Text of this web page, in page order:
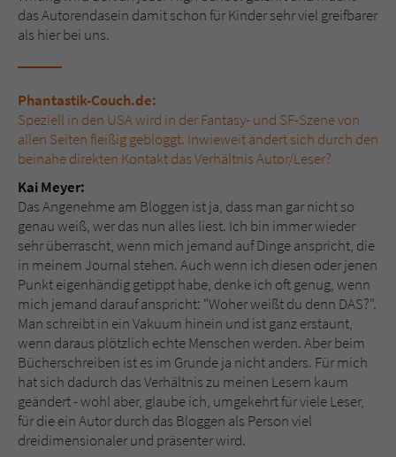
das Autorendasein damit schon für Kinder sehr viel greifbarer
als hier bei uns.
Phantastik-Couch.de:
Speziell in den USA wird in der Fantasy- und SF-Szene von
allen Seiten fleißig gebloggt. Inwieweit ändert sich durch den
beinahe direkten Kontakt das Verhältnis Autor/Leser?
Kai Meyer:
Das Angenehme am Bloggen ist ja, dass man gar nicht so
genau weiß, wer das nun alles liest. Ich bin immer wieder
sehr überrascht, wenn mich jemand auf Dinge anspricht, die
in meinem Journal stehen. Auch wenn ich diesen oder jenen
Punkt eigenhändig getippt habe, denke ich oft genug, wenn
mich jemand darauf anspricht: "Woher weißt du denn DAS?".
Man schreibt in ein Vakuum hinein und ist ganz erstaunt,
wenn daraus plötzlich echte Menschen werden. Aber beim
Bücherschreiben ist es im Grunde ja nicht anders. Für mich
hat sich dadurch das Verhältnis zu meinen Lesern kaum
geändert - wohl aber, glaube ich, umgekehrt für viele Leser,
für die ein Autor durch das Bloggen als Person viel
dreidimensionaler und präsenter wird.